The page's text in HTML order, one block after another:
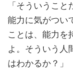
「そういうこ
能力に気がつい
ことは、能力を
よ。そういう人
はわかるか？」